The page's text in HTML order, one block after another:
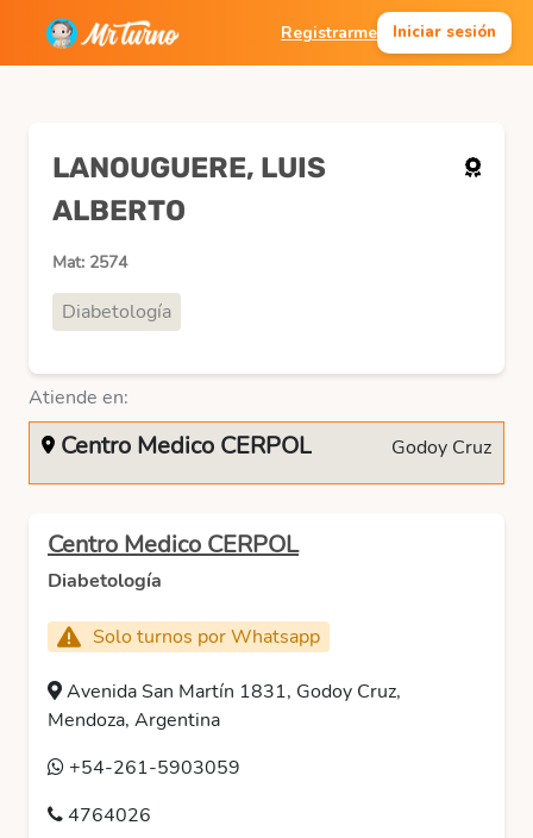
Registrarme Iniciar sesión
LANOUGUERE, LUIS
ALBERTO
Mat: 2574
Diabetología
Atiende en:
Centro Medico CERPOL Godoy Cruz
Centro Medico CERPOL
Diabetología
Solo turnos por Whatsapp
Avenida San Martín 1831, Godoy Cruz,
Mendoza, Argentina
+54-261-5903059
4764026